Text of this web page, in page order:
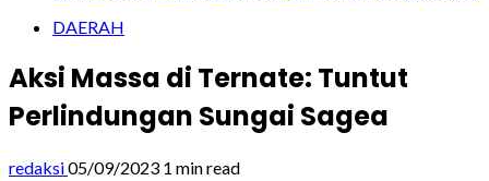
DAERAH
Aksi Massa di Ternate: Tuntut
Perlindungan Sungai Sagea
redaksi05/09/2023 1 min read